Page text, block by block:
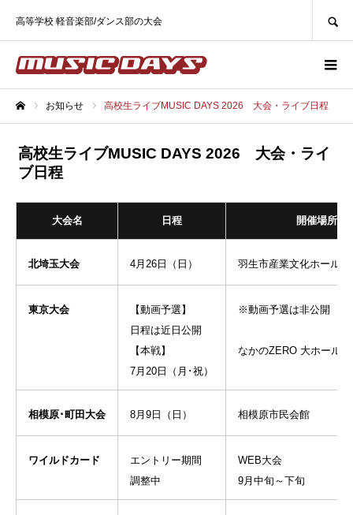
高等学校 軽音楽部/ダンス部の大会
お知らせ 高校生ライブMUSIC DAYS 2026 大会・ライブ日程
高校生ライブMUSIC DAYS 2026 大会・ライ
ブ日程
大会名 日程 開催場所
北埼玉大会 4月26日（日） 羽生市産業文化ホール
東京大会
【動画予選】
日程は近日公開
【本戦】
7月20日（月･祝）
※動画予選は非公開
なかのZERO 大ホール
相模原･町田大会 8月9日（日） 相模原市民会館
ワイルドカード
エントリー期間
調整中
WEB大会
9月中旬～下旬